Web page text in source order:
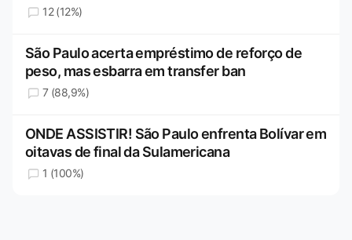
12 (12%)
São Paulo acerta empréstimo de reforço de
peso, mas esbarra em transfer ban
7 (88,9%)
ONDE ASSISTIR! São Paulo enfrenta Bolívar em
oitavas de final da Sulamericana
1 (100%)